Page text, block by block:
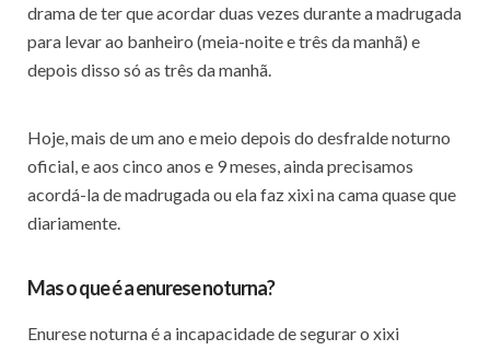
drama de ter que acordar duas vezes durante a madrugada
para levar ao banheiro (meia-noite e três da manhã) e
depois disso só as três da manhã.
Hoje, mais de um ano e meio depois do desfralde noturno
oficial, e aos cinco anos e 9 meses, ainda precisamos
acordá-la de madrugada ou ela faz xixi na cama quase que
diariamente.
Mas o que é a enurese noturna?
Enurese noturna é a incapacidade de segurar o xixi